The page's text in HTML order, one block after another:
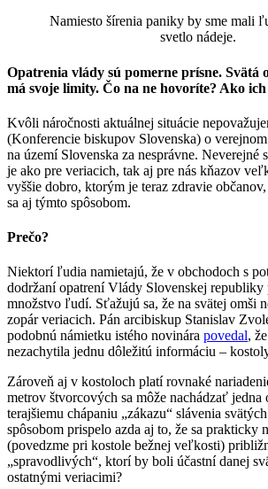
Namiesto šírenia paniky by sme mali
svetlo nádeje.
Opatrenia vlády sú pomerne prísne. Svätá
má svoje limity. Čo na ne hovoríte? Ako
Kvôli náročnosti aktuálnej situácie
(Konferencie biskupov Slovenska) o
na území Slovenska za nesprávne. Neverejné
je ako pre veriacich, tak aj pre nás kňazov
vyššie dobro, ktorým je teraz zdravie
sa aj týmto spôsobom.
Prečo?
Niektorí ľudia namietajú, že v obchodoch s
dodržaní opatrení Vlády Slovenskej
množstvo ľudí. Sťažujú sa, že na svätej omši
zopár veriacich. Pán arcibiskup Stanislav
podobnú námietku istého novinára povedal,
nezachytila jednu dôležitú informáciu –
Zároveň aj v kostoloch platí rovnaké
metrov štvorcových sa môže nachádzať jedna
terajšiemu chápaniu „zákazu“ slávenia
spôsobom prispelo azda aj to, že sa prakticky
(povedzme pri kostole bežnej veľkosti)
„spravodlivých“, ktorí by boli účastní danej
ostatnými veriacimi?